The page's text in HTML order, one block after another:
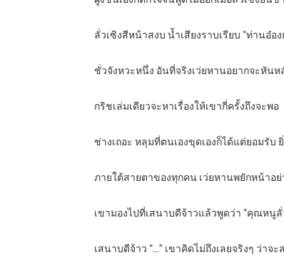
ลั่วเซิงสีหน้าสงบ น้ำเสียงราบเรียบ “ท่านอ๋
ชั่วจังหวะหนึ่ง อันที่จริงเว่ยหานอยากจะหัน
กริชเล่มเดียวจะหาเรื่องให้เขากี่ครั้งถึงจะพอ
ช่างเถอะ หลุมที่ตนเองขุดเองก็ได้แต่ยอมรั
ภายใต้สายตาของทุกคน เว่ยหานพยักหน้าอย่
เขามองไปที่เสนาบดีจ้าวแล้วพูดว่า “คุณหนู
เสนาบดีจ้าว “…” เขาคิดไม่ถึงเลยจริงๆ ว่า